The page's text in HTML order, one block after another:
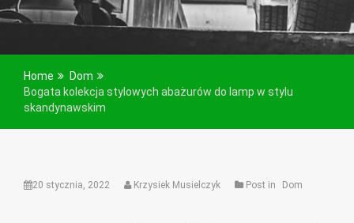
Home
Dom
Bogata kolekcja stylowych abażurów do lamp w stylu
skandynawskim
20 stycznia, 2022 Krzysiek Musielczyk Post in Dom